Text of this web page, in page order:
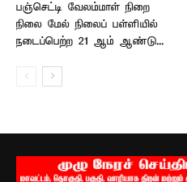
பஞ்செட்டி வேலம்மாள் நிறை
நிலை மேல் நிலைப் பள்ளியில்
நடைப்பெற்ற 21 ஆம் ஆண்டு...